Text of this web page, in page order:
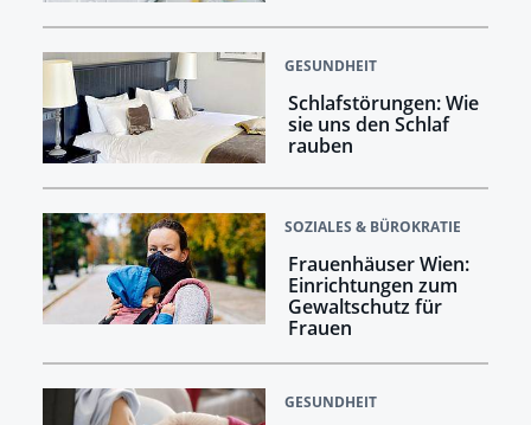
GESUNDHEIT
Schlafstörungen: Wie
sie uns den Schlaf
rauben
SOZIALES & BÜROKRATIE
Frauenhäuser Wien:
Einrichtungen zum
Gewaltschutz für
Frauen
GESUNDHEIT